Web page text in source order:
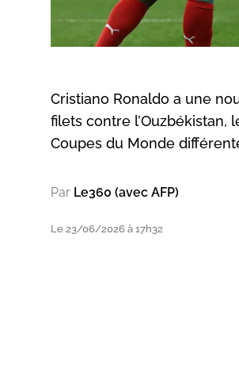
Cristiano Ronaldo a une
filets contre
Coupes du Monde
Par Le360 (avec AFP)
Le 23/06/2026 à 17h32